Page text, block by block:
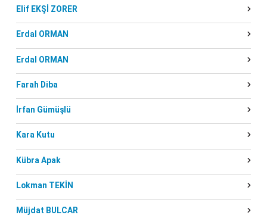
Elif EKŞİ ZORER
Erdal ORMAN
Erdal ORMAN
Farah Diba
İrfan Gümüşlü
Kara Kutu
Kübra Apak
Lokman TEKİN
Müjdat BULCAR